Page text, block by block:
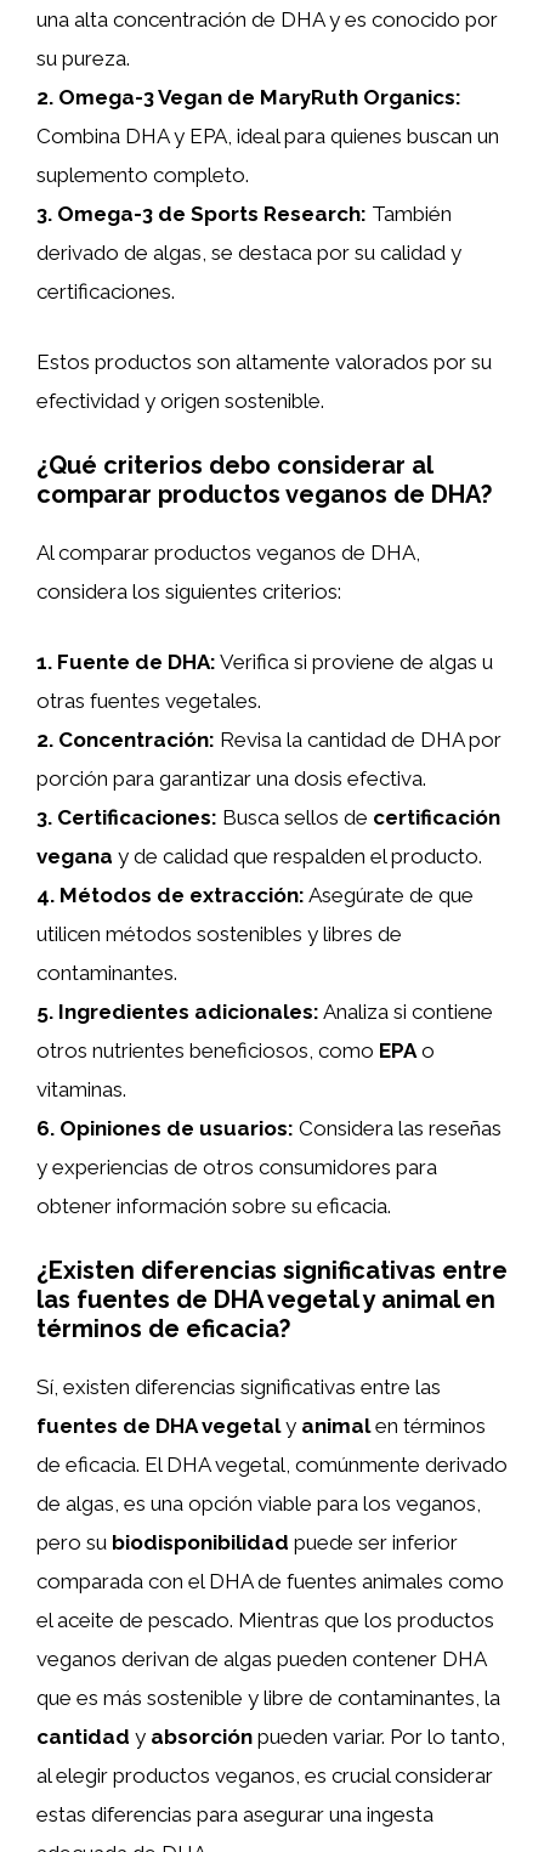
una alta concentración de DHA y es conocido por
su pureza.
2. Omega-3 Vegan de MaryRuth Organics:
Combina DHA y EPA, ideal para quienes buscan un
suplemento completo.
3. Omega-3 de Sports Research: También
derivado de algas, se destaca por su calidad y
certificaciones.
Estos productos son altamente valorados por su
efectividad y origen sostenible.
¿Qué criterios debo considerar al
comparar productos veganos de DHA?
Al comparar productos veganos de DHA,
considera los siguientes criterios:
1. Fuente de DHA: Verifica si proviene de algas u
otras fuentes vegetales.
2. Concentración: Revisa la cantidad de DHA por
porción para garantizar una dosis efectiva.
3. Certificaciones: Busca sellos de certificación
vegana y de calidad que respalden el producto.
4. Métodos de extracción: Asegúrate de que
utilicen métodos sostenibles y libres de
contaminantes.
5. Ingredientes adicionales: Analiza si contiene
otros nutrientes beneficiosos, como EPA o
vitaminas.
6. Opiniones de usuarios: Considera las reseñas
y experiencias de otros consumidores para
obtener información sobre su eficacia.
¿Existen diferencias significativas entre
las fuentes de DHA vegetal y animal en
términos de eficacia?
Sí, existen diferencias significativas entre las
fuentes de DHA vegetaly animalen términos
de eficacia. El DHA vegetal, comúnmente derivado
de algas, es una opción viable para los veganos,
pero su biodisponibilidad puede ser inferior
comparada con el DHA de fuentes animales como
el aceite de pescado. Mientras que los productos
veganos derivan de algas pueden contener DHA
que es más sostenible y libre de contaminantes, la
cantidad y absorción pueden variar. Por lo tanto,
al elegir productos veganos, es crucial considerar
estas diferencias para asegurar una ingesta